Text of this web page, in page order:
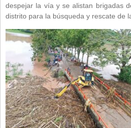
despejar la vía y se alistan brigadas
distrito para la búsqueda y rescate de